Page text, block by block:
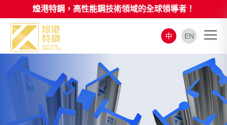
煌港特鋼，高性能鋼技術領域的全球領導者！
中 EN